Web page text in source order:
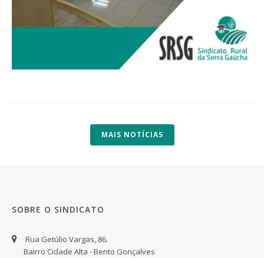
MAIS NOTÍCIAS
SOBRE O SINDICATO
Rua Getúlio Vargas, 86.
Bairro Cidade Alta - Bento Gonçalves